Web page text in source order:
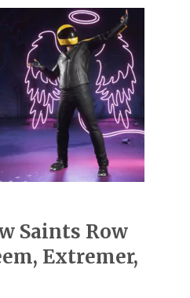
Saints Row
Extremer,